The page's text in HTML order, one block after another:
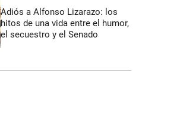
Adiós a Alfonso Lizarazo: los
hitos de una vida entre el humor,
el secuestro y el Senado